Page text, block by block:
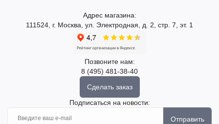
Адрес магазина:
111524, г. Москва, ул. Электродная, д. 2, стр. 7, эт. 1
Позвоните нам:
8 (495) 481-38-40
Сделать заказ
Подписаться на новости:
Отправить